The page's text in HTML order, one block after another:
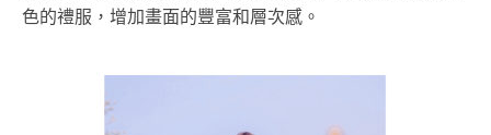
色的禮服，增加畫面的豐富和層次感。